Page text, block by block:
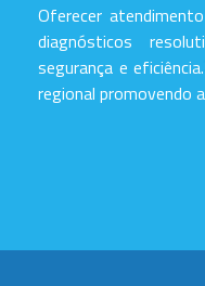
Oferecer
diagnósticos
segurança e
regional promovendo